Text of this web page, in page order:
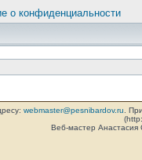
о конфиденциальности
webmaster@pesnibardov.ru .
Веб-мастер